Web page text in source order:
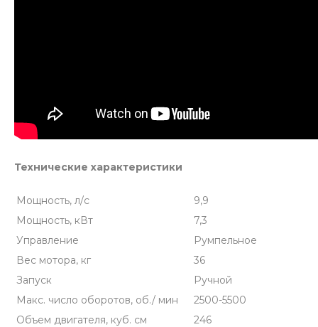
Технические характеристики
Мощность, л/с
9,9
Мощность, кВт
7,3
Управление
Румпельное
Вес мотора, кг
36
Запуск
Ручной
Макс. число оборотов, об./ мин
2500-5500
Объем двигателя, куб. см
246